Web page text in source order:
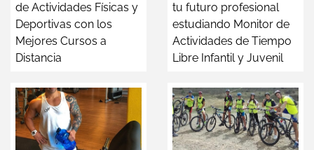
de Actividades Físicas y
Deportivas con los
Mejores Cursos a
Distancia
tu futuro profesional
estudiando Monitor de
Actividades de Tiempo
Libre Infantil y Juvenil